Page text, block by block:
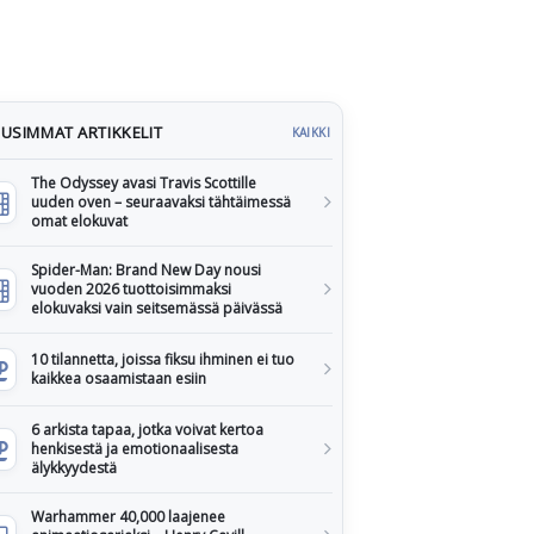
ARTIKKELIT KAIKKI
The Odyssey avasi Travis Scottille
uuden oven – seuraavaksi tähtäimessä
omat elokuvat
Spider-Man: Brand New Day nousi
vuoden 2026 tuottoisimmaksi
elokuvaksi vain seitsemässä päivässä
10 tilannetta, joissa fiksu ihminen ei tuo
kaikkea osaamistaan esiin
6 arkista tapaa, jotka voivat kertoa
henkisestä ja emotionaalisesta
älykkyydestä
Warhammer 40,000 laajenee